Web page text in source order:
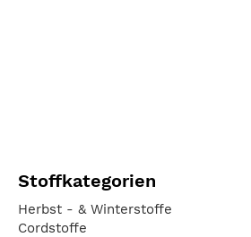
Stoffkategorien
Herbst - & Winterstoffe
Cordstoffe